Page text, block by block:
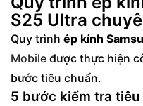
S25 Ultra
Quy trình ép kính
Mobile được thực hiện
bước tiêu chuẩn.
5 bước kiểm tra